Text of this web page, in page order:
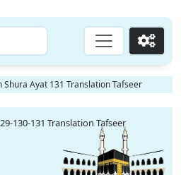
Go
Shura Ayat 131 Translation Tafseer
130-131 Translation Tafseer